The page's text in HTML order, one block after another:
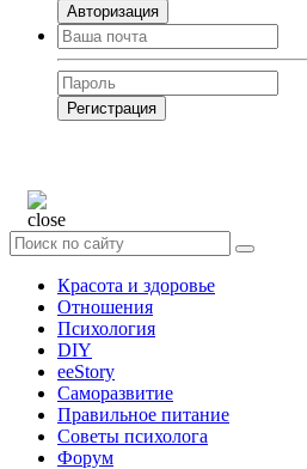
Авторизация
Регистрация
Красота и здоровье
Отношения
Психология
DIY
ееStory
Саморазвитие
Правильное питание
Советы психолога
Форум